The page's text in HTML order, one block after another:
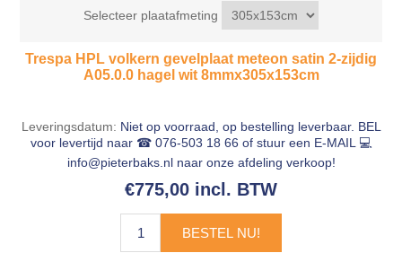
Selecteer plaatafmeting
Trespa HPL volkern gevelplaat meteon satin 2-zijdig
A05.0.0 hagel wit 8mmx305x153cm
Leveringsdatum: Niet op voorraad, op bestelling leverbaar. BEL
voor levertijd naar ☎ 076-503 18 66 of stuur een E-MAIL 💻
info@pieterbaks.nlnaar onze afdeling verkoop!
€775,00 incl. BTW
BESTEL NU!